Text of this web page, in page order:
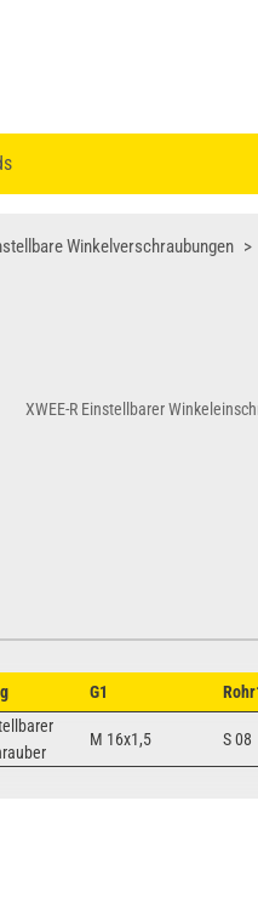
Winkelverschraubungen
XWEE-R Einstellbarer
G1
M 16x1,5 S 08